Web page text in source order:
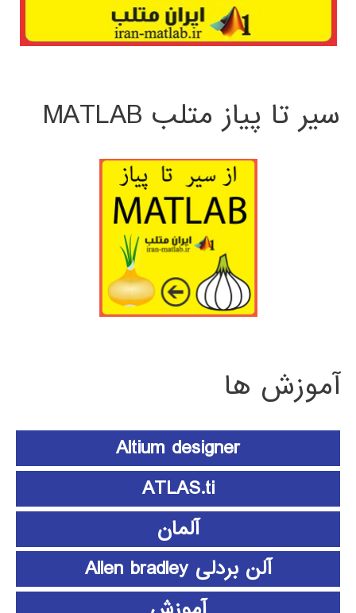
سیر تا پیاز متلب MATLAB
آموزش ها
Altium designer
ATLAS.ti
آلمان
آلن بردلی Allen bradley